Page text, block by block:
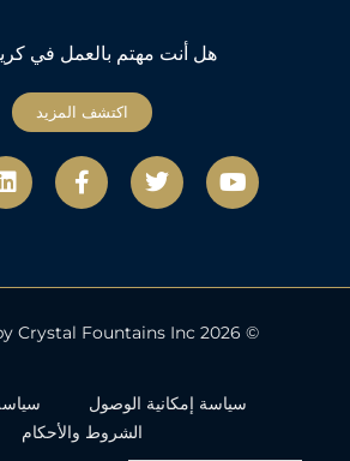
هل أنت مهتم بالعمل في
اكتشف المزيد
ي
و
ت
ب
ت
و
ي
ف
ي
س
ك
ف
ل
ي
ن
إ
© 2026 Designed by Crystal Fountains Inc.
سياسة إمكانية الوصول
الشروط والأحكام